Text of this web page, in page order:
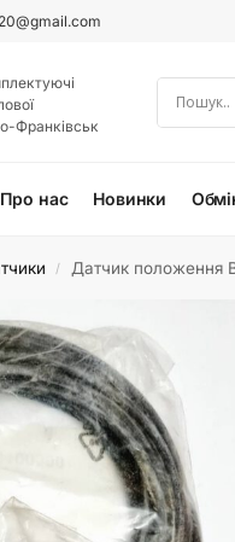
Франківськ
Про нас Новинки
/ Датчик положення